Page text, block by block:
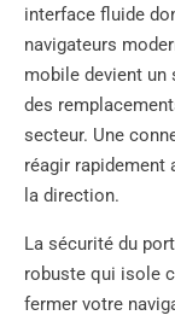
interface fluide
navigateurs
mobile devient un
des
secteur. Une
réagir rapidement
la direction.
La sécurité du
robuste qui isole
fermer votre